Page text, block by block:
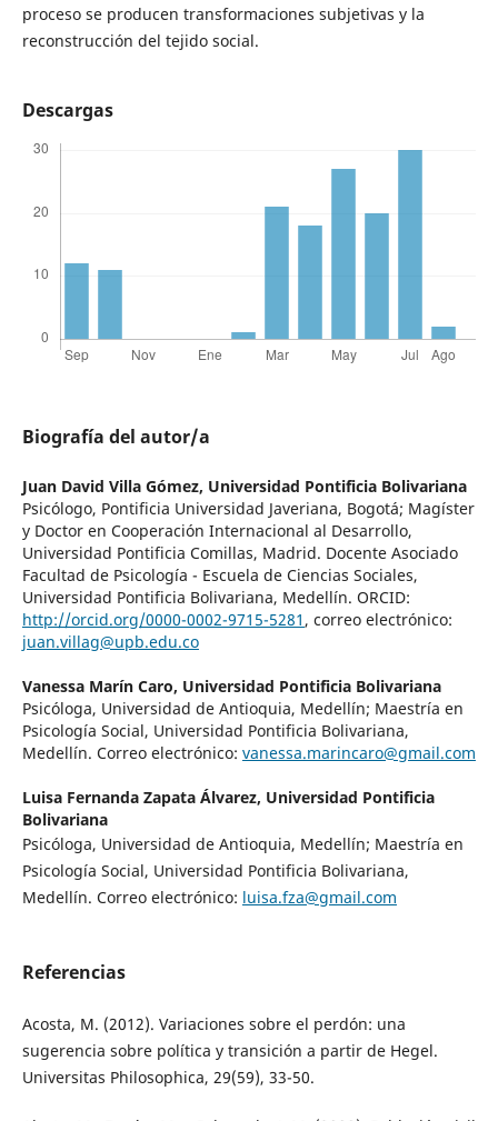
proceso se producen transformaciones subjetivas y la
reconstrucción del tejido social.
Descargas
Biografía del autor/a
Juan David Villa Gómez, Universidad Pontificia Bolivariana
Psicólogo, Pontificia Universidad Javeriana, Bogotá; Magíster
y Doctor en Cooperación Internacional al Desarrollo,
Universidad Pontificia Comillas, Madrid. Docente Asociado
Facultad de Psicología - Escuela de Ciencias Sociales,
Universidad Pontificia Bolivariana, Medellín. ORCID:
http://orcid.org/0000-0002-9715-5281 , correo electrónico:
juan.villag@upb.edu.co
Vanessa Marín Caro, Universidad Pontificia Bolivariana
Psicóloga, Universidad de Antioquia, Medellín; Maestría en
Psicología Social, Universidad Pontificia Bolivariana,
Medellín. Correo electrónico: vanessa.marincaro@gmail.com
Luisa Fernanda Zapata Álvarez, Universidad Pontificia
Bolivariana
Psicóloga, Universidad de Antioquia, Medellín; Maestría en
Psicología Social, Universidad Pontificia Bolivariana,
Medellín. Correo electrónico: luisa.fza@gmail.com
Referencias
Acosta, M. (2012). Variaciones sobre el perdón: una
sugerencia sobre política y transición a partir de Hegel.
Universitas Philosophica, 29(59), 33-50.